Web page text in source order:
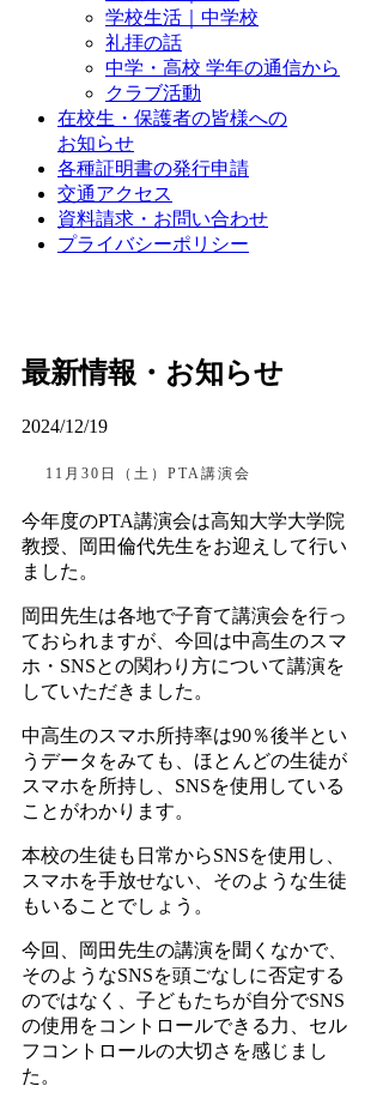
学校生活｜中学校
礼拝の話
中学・高校 学年の通信から
クラブ活動
在校生・保護者の皆様への
お知らせ
各種証明書の発行申請
交通アクセス
資料請求・お問い合わせ
プライバシーポリシー
最新情報・お知らせ
2024/12/19
11月30日（土）PTA講演会
今年度のPTA講演会は高知大学大学院
教授、岡田倫代先生をお迎えして行い
ました。
岡田先生は各地で子育て講演会を行っ
ておられますが、今回は中高生のスマ
ホ・SNSとの関わり方について講演を
していただきました。
中高生のスマホ所持率は90％後半とい
うデータをみても、ほとんどの生徒が
スマホを所持し、SNSを使用している
ことがわかります。
本校の生徒も日常からSNSを使用し、
スマホを手放せない、そのような生徒
もいることでしょう。
今回、岡田先生の講演を聞くなかで、
そのようなSNSを頭ごなしに否定する
のではなく、子どもたちが自分でSNS
の使用をコントロールできる力、セル
フコントロールの大切さを感じまし
た。